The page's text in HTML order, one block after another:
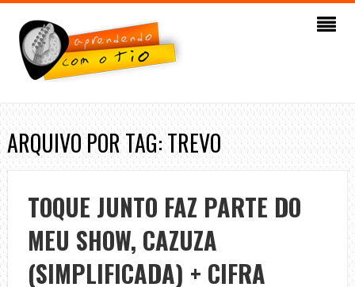
ARQUIVO POR TAG: TREVO
TOQUE JUNTO FAZ PARTE DO
MEU SHOW, CAZUZA
(SIMPLIFICADA) + CIFRA